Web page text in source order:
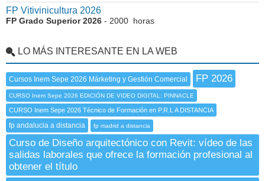
FP Vitivinicultura 2026
FP Grado Superior 2026 - 2000 horas
LO MÁS INTERESANTE EN LA WEB
Cursos Inem Sepe 2026 Márketing y Gestión Comercial FP 2026
CURSO Inem Sepe 2026 EDICIÓN DE VIDEO DIGITAL: PINNACLE
CURSO Inem Sepe 2026 Técnico de Formación en P.R.L A DISTANCIA
fp andalucia a distancia fp madrid a distancia
Curso de Diseño arquitectónico con Revit: vídeo de las
salidas laborales que ofrece la formación profesional al
obtener el título